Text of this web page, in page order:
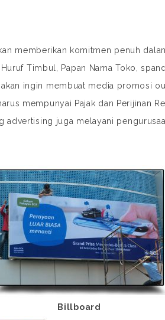
memberikan komitmen penuh
Timbul, Papan Nama Toko,
ingin membuat media promosi
mempunyai Pajak dan Perijinan
juga melayani
Billboard